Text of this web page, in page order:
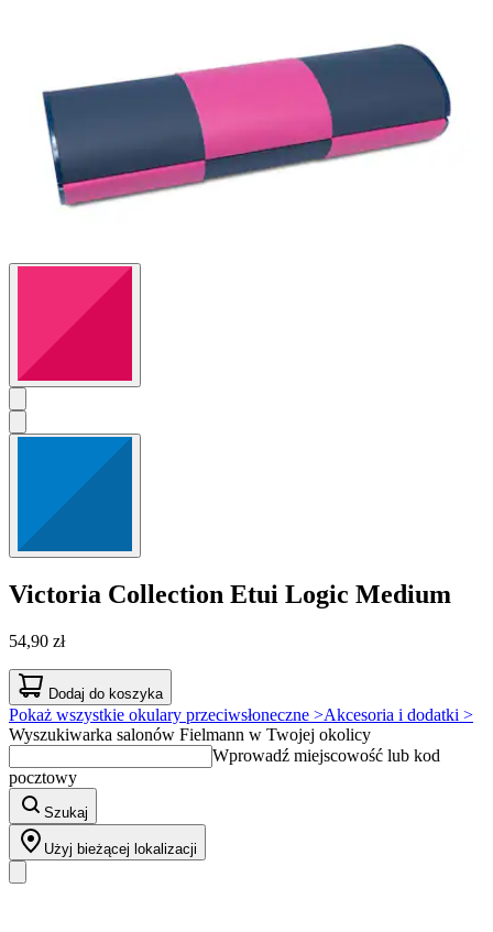
Victoria Collection Etui Logic Medium
54,90 zł
Dodaj do koszyka
Pokaż wszystkie okulary przeciwsłoneczne >Akcesoria i dodatki >
Wyszukiwarka salonów Fielmann w Twojej okolicy
Wprowadź miejscowość lub kod
pocztowy
Szukaj
Użyj bieżącej lokalizacji